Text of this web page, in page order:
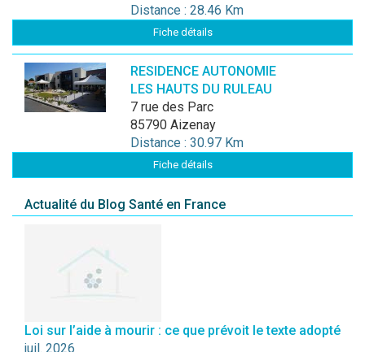
Distance : 28.46 Km
Fiche détails
RESIDENCE AUTONOMIE
LES HAUTS DU RULEAU
7 rue des Parc
85790 Aizenay
Distance : 30.97 Km
Fiche détails
Actualité du Blog Santé en France
Loi sur l’aide à mourir : ce que prévoit le texte adopté
juil. 2026